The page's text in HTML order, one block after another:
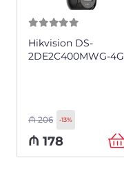
Hikvision DS-
2DE2C400MWG-4G
₼206 -13%
₼ 178